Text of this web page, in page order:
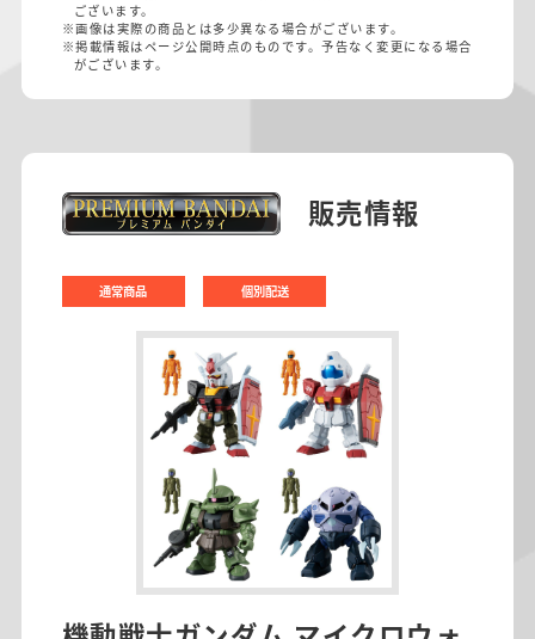
ございます。
※画像は実際の商品とは多少異なる場合がございます。
※掲載情報はページ公開時点のものです。予告なく変更になる場合
がございます。
販売情報
通常商品 個別配送